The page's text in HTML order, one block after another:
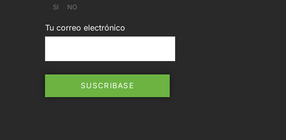
SI NO
Tu correo electrónico